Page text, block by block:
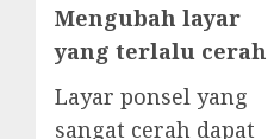
Mengubah layar
yang terlalu cerah
Layar ponsel yang
sangat cerah dapat